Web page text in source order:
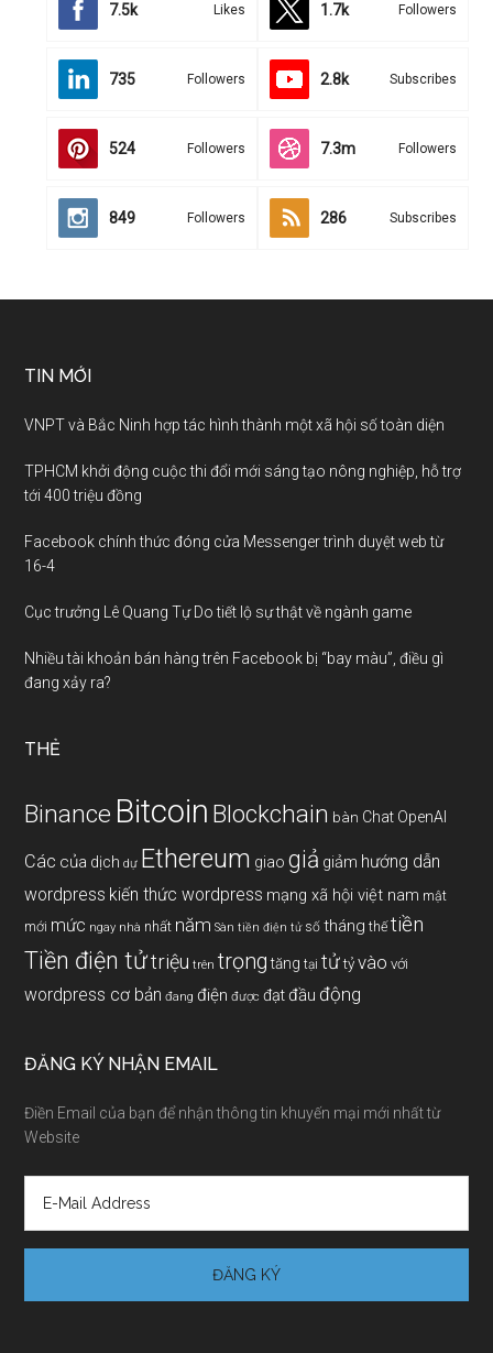
7.5k Likes 1.7k Followers
735 Followers 2.8k Subscribes
524 Followers 7.3m Followers
849 Followers 286 Subscribes
TIN MỚI
VNPT và Bắc Ninh hợp tác hình thành một xã hội số toàn diện
TPHCM khởi động cuộc thi đổi mới sáng tạo nông nghiệp, hỗ trợ
tới 400 triệu đồng
Facebook chính thức đóng cửa Messenger trình duyệt web từ
16-4
Cục trưởng Lê Quang Tự Do tiết lộ sự thật về ngành game
Nhiều tài khoản bán hàng trên Facebook bị “bay màu”, điều gì
đang xảy ra?
THẺ
Binance Bitcoin Blockchain bàn Chat OpenAI
Các của dịch dự Ethereum giao giả giảm hướng dẫn
wordpress kiến thức wordpress mạng xã hội việt nam mật
mới mức ngay nhà nhất năm Sàn tiền điện tử số tháng thế tiền
Tiền điện tửtriệu trên trọng tăng tại tử tỷ vào với
wordpress cơ bản đang điện được đạtđầu động
ĐĂNG KÝ NHẬN EMAIL
Điền Email của bạn để nhận thông tin khuyến mại mới nhất từ
Website